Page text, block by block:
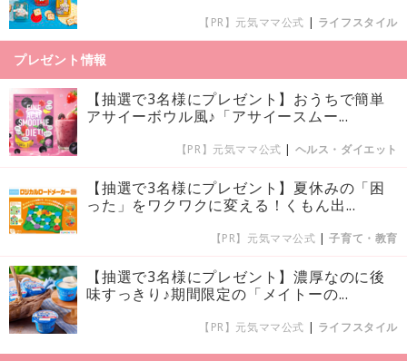
【PR】元気ママ公式 | ライフスタイル
プレゼント情報
【抽選で3名様にプレゼント】おうちで簡単
アサイーボウル風♪「アサイースムー...
【PR】元気ママ公式 | ヘルス・ダイエット
【抽選で3名様にプレゼント】夏休みの「困
った」をワクワクに変える！くもん出...
【PR】元気ママ公式 |子育て・教育
【抽選で3名様にプレゼント】濃厚なのに後
味すっきり♪期間限定の「メイトーの...
【PR】元気ママ公式 | ライフスタイル